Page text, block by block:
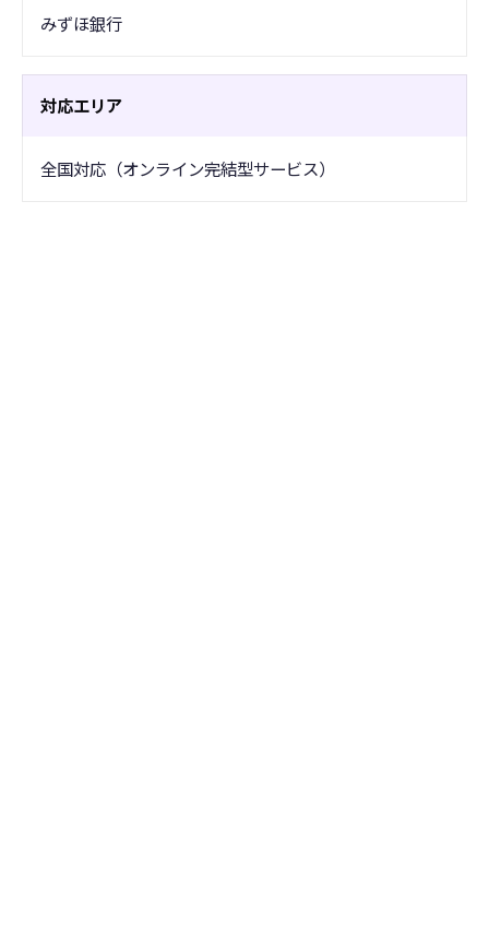
みずほ銀行
対応エリア
全国対応（オンライン完結型サービス）